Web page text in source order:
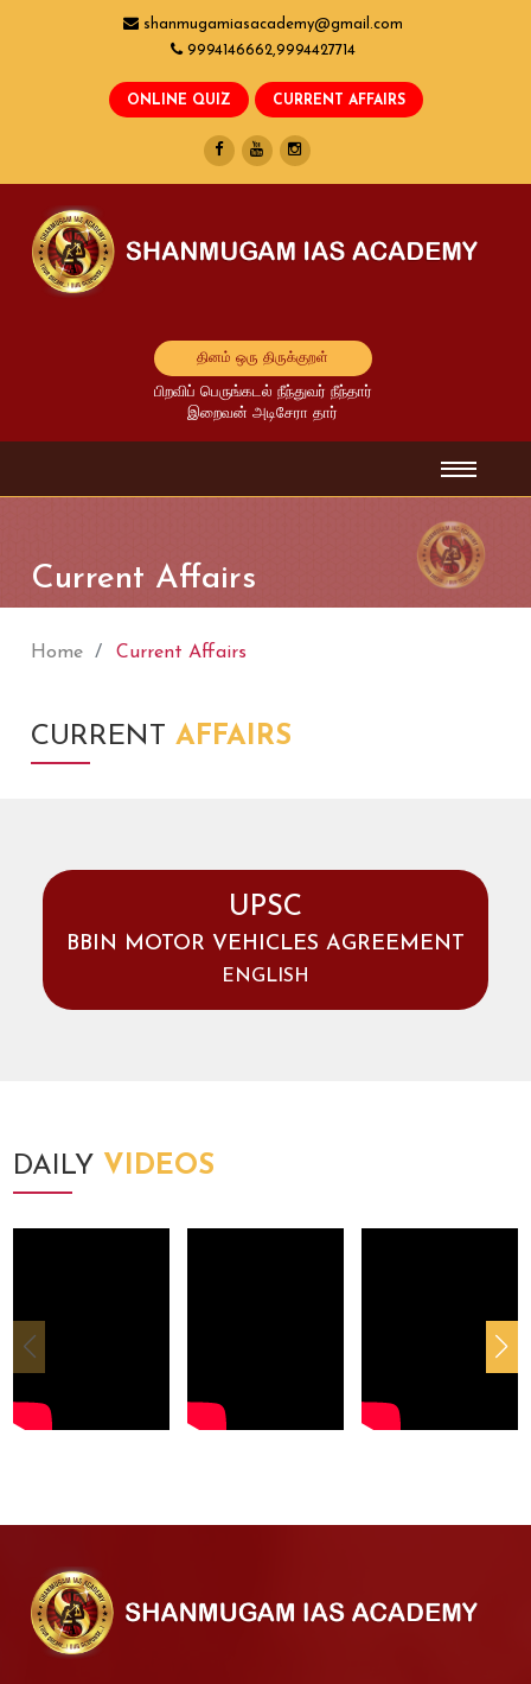
shanmugamiasacademy@gmail.com
9994146662,9994427714
தினம் ஒரு திருக்குறள்
பிறவிப் பெருங்கடல் நீந்துவர் நீந்தார்
இறைவன் அடிசேரா தார்
Current Affairs
Home Current Affairs
CURRENTAFFAIRS
UPSC
BBIN MOTOR VEHICLES AGREEMENT
ENGLISH
DAILY VIDEOS